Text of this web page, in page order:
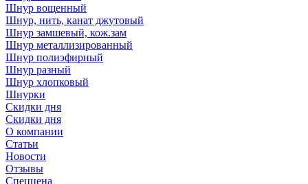
Шнур вощенный
Шнур, нить, канат джутовый
Шнур замшевый, кож.зам
Шнур металлизированный
Шнур полиэфирный
Шнур разный
Шнур хлопковый
Шнурки
Скидки дня
Скидки дня
О компании
Статьи
Новости
Отзывы
Спеццена